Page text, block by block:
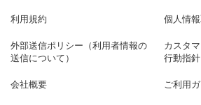
利用規約 個人情
外部送信ポリシー（利用者情報の
送信について）
カスタ
行動指針
会社概要 ご利用